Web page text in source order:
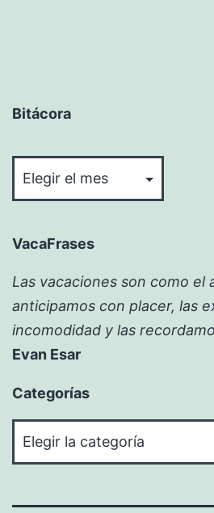
Bitácora
VacaFrases
Las vacaciones son como el
anticipamos con placer, las
incomodidad y las
Evan Esar
Categorías